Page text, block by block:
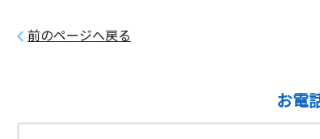
前のページへ戻る
お電